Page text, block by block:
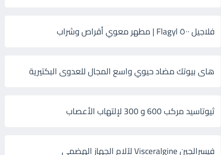
فلاجيل ٥٠٠ Flagyl | مطهر معوي أقراص وشراب
هاى بيوتك مضاد حيوي واسع المجال للعدوى البكتيرية
ثيوتاسيد مركب 600 و 300 لإلتهاب الأعصاب
فيسرالجين Visceralgine لآلام الجهاز الهضمى